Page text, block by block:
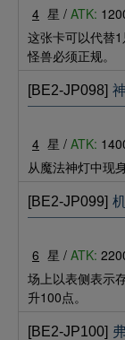
4 星 / ATK:
这张卡可以代替
怪兽必须正规。
[BE2-JP098]
4 星 / ATK:
从魔法神灯中现
[BE2-JP099]
6 星 / ATK:
场上以表侧表示
升100点。
[BE2-JP100]